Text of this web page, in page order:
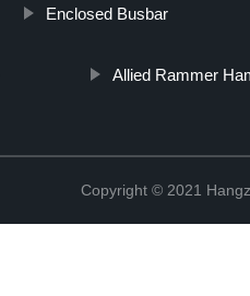
Enclosed Busbar
Allied Rammer
Copyright © 2021